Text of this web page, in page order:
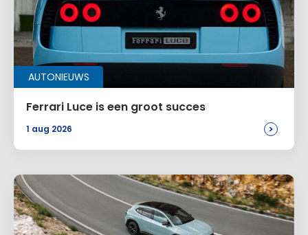
AUTONIEUWS
Ferrari Luce is een groot succes
1 aug 2026 >